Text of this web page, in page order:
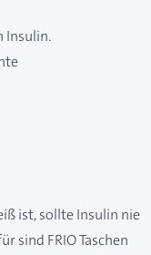
Insulin.
ist, sollte Insulin nie
sind FRIO Taschen